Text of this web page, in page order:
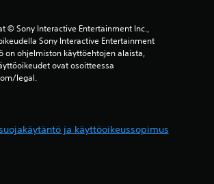
© Sony Interactive Entertainment Inc.,
Sony Interactive Entertainment
on ohjelmiston käyttöehtojen alaista,
ovat osoitteessa
legal.
ja käyttöoikeussopimus